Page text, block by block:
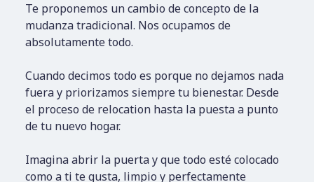
Te proponemos un cambio de concepto de la
mudanza tradicional. Nos ocupamos de
absolutamente todo.
Cuando decimos todo es porque no dejamos nada
fuera y priorizamos siempre tu bienestar. Desde
el proceso de relocation hasta la puesta a punto
de tu nuevo hogar.
Imagina abrir la puerta y que todo esté colocado
como a ti te gusta, limpio y perfectamente